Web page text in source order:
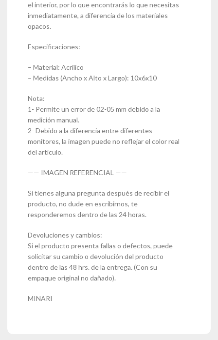
el interior, por lo que encontrarás lo que necesitas
inmediatamente, a diferencia de los materiales
opacos.
Especificaciones:
– Material: Acrílico
– Medidas (Ancho x Alto x Largo): 10x6x10
Nota:
1- Permite un error de 02-05 mm debido a la
medición manual.
2- Debido a la diferencia entre diferentes
monitores, la imagen puede no reflejar el color real
del artículo.
—— IMAGEN REFERENCIAL ——
Si tienes alguna pregunta después de recibir el
producto, no dude en escribirnos, te
responderemos dentro de las 24 horas.
Devoluciones y cambios:
Si el producto presenta fallas o defectos, puede
solicitar su cambio o devolución del producto
dentro de las 48 hrs. de la entrega. (Con su
empaque original no dañado).
MINARI